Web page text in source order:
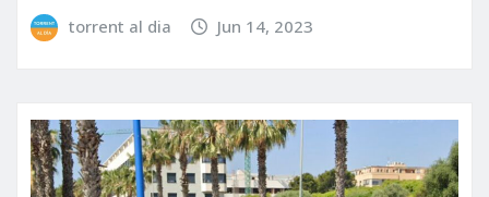
torrent al dia Jun 14, 2023